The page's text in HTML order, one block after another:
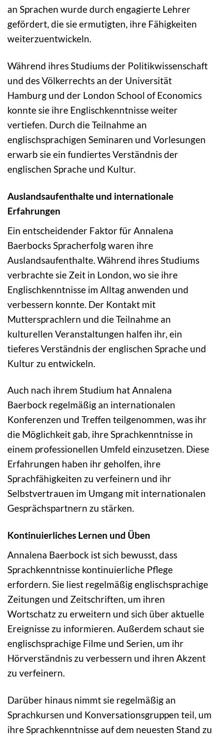
an Sprachen wurde durch engagierte Lehrer
gefördert, die sie ermutigten, ihre Fähigkeiten
weiterzuentwickeln.
Während ihres Studiums der Politikwissenschaft
und des Völkerrechts an der Universität
Hamburg und der London School of Economics
konnte sie ihre Englischkenntnisse weiter
vertiefen. Durch die Teilnahme an
englischsprachigen Seminaren und Vorlesungen
erwarb sie ein fundiertes Verständnis der
englischen Sprache und Kultur.
Auslandsaufenthalte und internationale
Erfahrungen
Ein entscheidender Faktor für Annalena
Baerbocks Spracherfolg waren ihre
Auslandsaufenthalte. Während ihres Studiums
verbrachte sie Zeit in London, wo sie ihre
Englischkenntnisse im Alltag anwenden und
verbessern konnte. Der Kontakt mit
Muttersprachlern und die Teilnahme an
kulturellen Veranstaltungen halfen ihr, ein
tieferes Verständnis der englischen Sprache und
Kultur zu entwickeln.
Auch nach ihrem Studium hat Annalena
Baerbock regelmäßig an internationalen
Konferenzen und Treffen teilgenommen, was ihr
die Möglichkeit gab, ihre Sprachkenntnisse in
einem professionellen Umfeld einzusetzen. Diese
Erfahrungen haben ihr geholfen, ihre
Sprachfähigkeiten zu verfeinern und ihr
Selbstvertrauen im Umgang mit internationalen
Gesprächspartnern zu stärken.
Kontinuierliches Lernen und Üben
Annalena Baerbock ist sich bewusst, dass
Sprachkenntnisse kontinuierliche Pflege
erfordern. Sie liest regelmäßig englischsprachige
Zeitungen und Zeitschriften, um ihren
Wortschatz zu erweitern und sich über aktuelle
Ereignisse zu informieren. Außerdem schaut sie
englischsprachige Filme und Serien, um ihr
Hörverständnis zu verbessern und ihren Akzent
zu verfeinern.
Darüber hinaus nimmt sie regelmäßig an
Sprachkursen und Konversationsgruppen teil, um
ihre Sprachkenntnisse auf dem neuesten Stand zu